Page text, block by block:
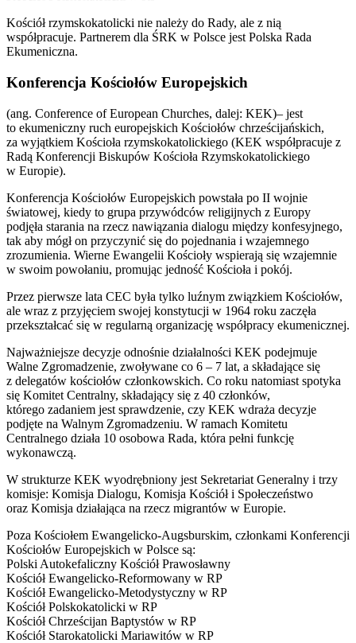
Kościół rzymskokatolicki nie należy do Rady, ale z nią
współpracuje. Partnerem dla ŚRK w Polsce jest Polska Rada
Ekumeniczna.
Konferencja Kościołów Europejskich
(ang. Conference of European Churches, dalej: KEK)– jest
to ekumeniczny ruch europejskich Kościołów chrześcijańskich,
za wyjątkiem Kościoła rzymskokatolickiego (KEK współpracuje z
Radą Konferencji Biskupów Kościoła Rzymskokatolickiego
w Europie).
Konferencja Kościołów Europejskich powstała po II wojnie
światowej, kiedy to grupa przywódców religijnych z Europy
podjęła starania na rzecz nawiązania dialogu między konfesyjnego,
tak aby mógł on przyczynić się do pojednania i wzajemnego
zrozumienia. Wierne Ewangelii Kościoły wspierają się wzajemnie
w swoim powołaniu, promując jedność Kościoła i pokój.
Przez pierwsze lata CEC była tylko luźnym związkiem Kościołów,
ale wraz z przyjęciem swojej konstytucji w 1964 roku zaczęła
przekształcać się w regularną organizację współpracy ekumenicznej.
Najważniejsze decyzje odnośnie działalności KEK podejmuje
Walne Zgromadzenie, zwoływane co 6 – 7 lat, a składające się
z delegatów kościołów członkowskich. Co roku natomiast spotyka
się Komitet Centralny, składający się z 40 członków,
którego zadaniem jest sprawdzenie, czy KEK wdraża decyzje
podjęte na Walnym Zgromadzeniu. W ramach Komitetu
Centralnego działa 10 osobowa Rada, która pełni funkcję
wykonawczą.
W strukturze KEK wyodrębniony jest Sekretariat Generalny i trzy
komisje: Komisja Dialogu, Komisja Kościół i Społeczeństwo
oraz Komisja działająca na rzecz migrantów w Europie.
Poza Kościołem Ewangelicko-Augsburskim, członkami Konferencji
Kościołów Europejskich w Polsce są:
Polski Autokefaliczny Kościół Prawosławny
Kościół Ewangelicko-Reformowany w RP
Kościół Ewangelicko-Metodystyczny w RP
Kościół Polskokatolicki w RP
Kościół Chrześcijan Baptystów w RP
Kościół Starokatolicki Mariawitów w RP